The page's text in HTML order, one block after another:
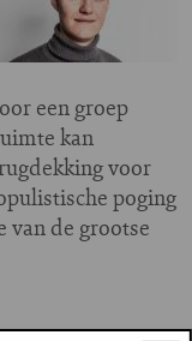
een groep
kan
voor
poging
van de grootse